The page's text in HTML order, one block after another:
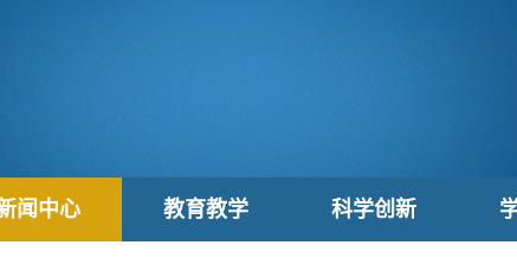
闻中心 教育教学 科学创新